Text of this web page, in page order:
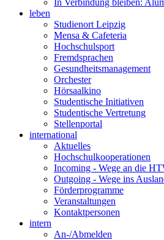
In Verbindung bleiben:
leben
Studienort Leipzig
Mensa & Cafeteria
Hochschulsport
Fremdsprachen
Gesundheitsmanagement
Orchester
Hörsaalkino
Studentische Initiativen
Studentische Vertretung
Stellenportal
international
Aktuelles
Hochschulkooperationen
Incoming - Wege an die
Outgoing - Wege ins
Förderprogramme
Veranstaltungen
Kontaktpersonen
intern
An-/Abmelden